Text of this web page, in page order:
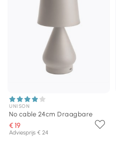
UNISON
No cable 24cm Draagbare
€ 19
Adviesprijs € 24